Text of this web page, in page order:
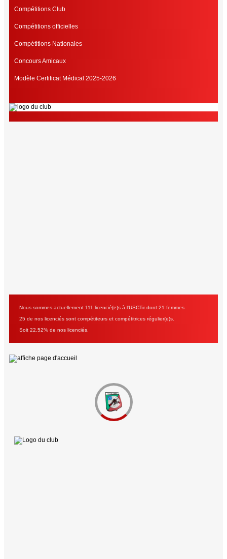
Compétitions Club
Compétitions officielles
Compétitions Nationales
Concours Amicaux
Modèle Certificat Médical 2025-2026
Nous sommes actuellement 111 licencié(e)s à l'USCTir dont 21 femmes.
25 de nos licenciés sont compétiteurs et compétitrices régulier(e)s.
Soit 22.52% de nos licenciés.